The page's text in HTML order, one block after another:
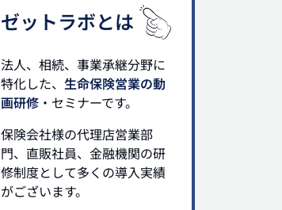
ゼットラボとは
法人、相続、事業承継分野に
特化した、 生命保険営業の動
画研修 ・セミナーです。
保険会社様の代理店営業部
門、直販社員、金融機関の研
修制度として多くの導入実績
がございます。